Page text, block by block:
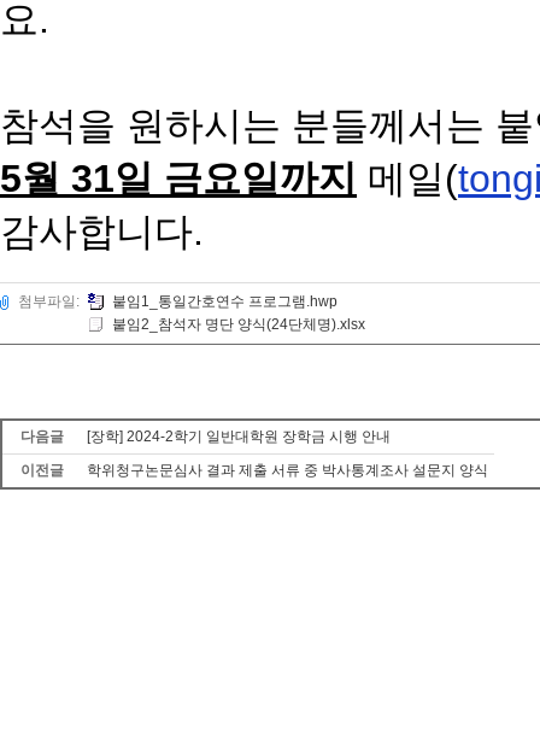
요.
참석을 원하시는 분들께서는
5월 31일 금요일까지 메일(
감사합니다.
첨부파일:
붙임1_통일간호연수 프로그램.hwp
붙임2_참석자 명단 양식(24단체명).xlsx
다음글
[장학] 2024-2학기 일반대학원 장학금 시행 안내
이전글
학위청구논문심사 결과 제출 서류 중 박사통계조사 설문지 양식